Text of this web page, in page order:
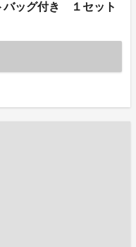
バッグ付き １セット